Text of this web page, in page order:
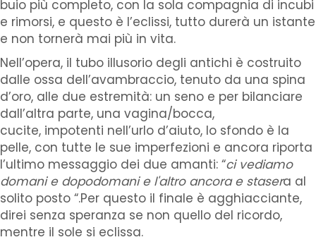
buio più completo, con la sola compagnia di incubi
e rimorsi, e questo è l’eclissi, tutto durerà un istante
e non tornerà mai più in vita.
Nell’opera, il tubo illusorio degli antichi è costruito
dalle ossa dell’avambraccio, tenuto da una spina
d’oro, alle due estremità: un seno e per bilanciare
dall’altra parte, una vagina/bocca,
cucite, impotenti nell’urlo d’aiuto, lo sfondo è la
pelle, con tutte le sue imperfezioni e ancora riporta
l’ultimo messaggio dei due amanti: “ci vediamo
domani e dopodomani e l'altro ancora e stasera al
solito posto “.Per questo il finale è agghiacciante,
direi senza speranza se non quello del ricordo,
mentre il sole si eclissa.